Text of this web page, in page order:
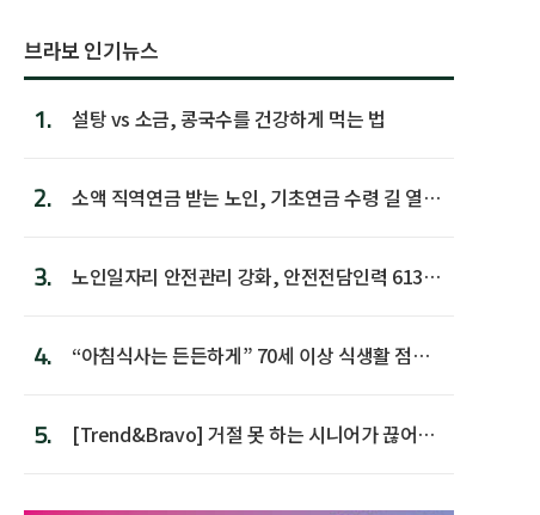
브라보 인기뉴스
1. 설탕 vs 소금, 콩국수를 건강하게 먹는 법
2.
소액 직역연금 받는 노인, 기초연금 수령 길 열린
3.
노인일자리 안전관리 강화, 안전전담인력 613명
4.
“아침식사는 든든하게” 70세 이상 식생활 점수
5.
[Trend&Bravo] 거절 못 하는 시니어가 끊어야